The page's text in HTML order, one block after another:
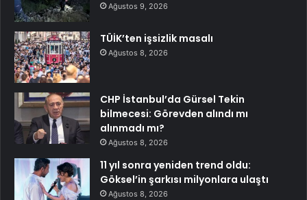
Ağustos 9, 2026
TÜİK’ten işsizlik masalı
Ağustos 8, 2026
CHP İstanbul’da Gürsel Tekin
bilmecesi: Görevden alındı mı
alınmadı mı?
Ağustos 8, 2026
11 yıl sonra yeniden trend oldu:
Göksel’in şarkısı milyonlara ulaştı
Ağustos 8, 2026